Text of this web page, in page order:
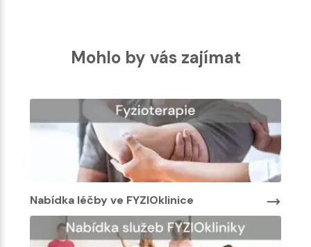
Mohlo by vás zajímat
Nabídka léčby ve FYZIOklinice